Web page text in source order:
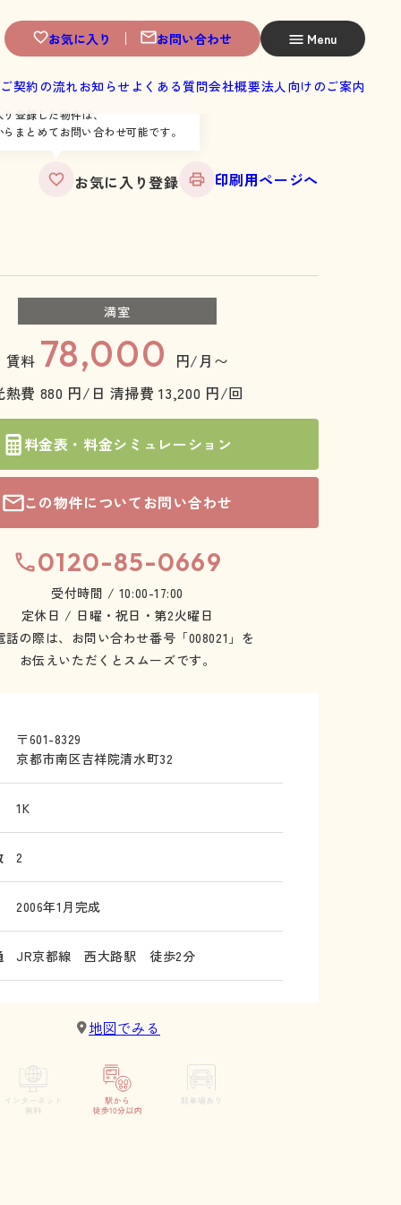
お気に入り お問い合わせ Menu
ご契約の流れ お知らせ よくある質問会社概要法人向けのご案内
登録した物件は、
まとめてお問い合わせ可能です。
お気に入り登録 印刷用ページへ
満室
賃料 78,000
円/月〜
熱費 880 円/日 清掃費 13,200 円/回
料金表・料金シミュレーション
この物件についてお問い合わせ
0120-85-0669
受付時間 / 10:00-17:00
定休日 / 日曜・祝日・第2火曜日
話の際は、お問い合わせ番号「008021」を
お伝えいただくとスムーズです。
〒601-8329
京都市南区吉祥院清水町32
1K
2
2006年1月完成
JR京都線 西大路駅 徒歩2分
地図でみる